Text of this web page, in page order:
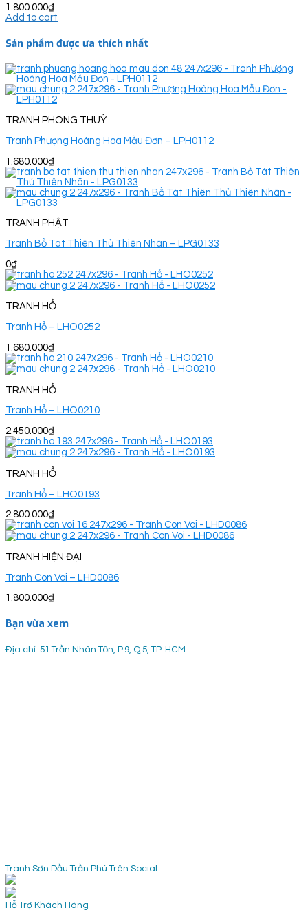
1.800.000₫
Add to cart
Sản phẩm được ưa thích nhất
TRANH PHONG THUỶ
Tranh Phượng Hoàng Hoa Mẫu Đơn – LPH0112
1.680.000₫
TRANH PHẬT
Tranh Bồ Tát Thiên Thủ Thiên Nhãn – LPG0133
0₫
TRANH HỔ
Tranh Hổ – LHO0252
1.680.000₫
TRANH HỔ
Tranh Hổ – LHO0210
2.450.000₫
TRANH HỔ
Tranh Hổ – LHO0193
2.800.000₫
TRANH HIỆN ĐẠI
Tranh Con Voi – LHD0086
1.800.000₫
Bạn vừa xem
Địa chỉ: 51 Trần Nhân Tôn, P.9, Q.5, TP. HCM
Tranh Sơn Dầu Trần Phú Trên Social
Hỗ Trợ Khách Hàng